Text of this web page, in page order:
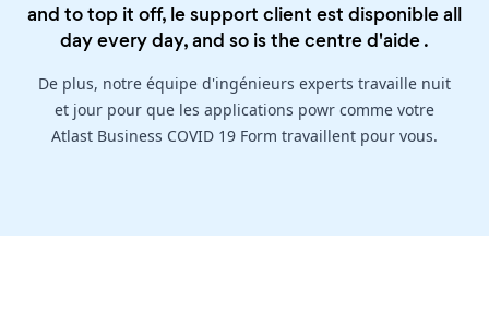
and to top it off, le support client est disponible all
day every day, and so is thecentre d'aide.
De plus, notre équipe d'ingénieurs experts travaille nuit
et jour pour que les applications powr comme votre
Atlast Business COVID 19 Form travaillent pour vous.